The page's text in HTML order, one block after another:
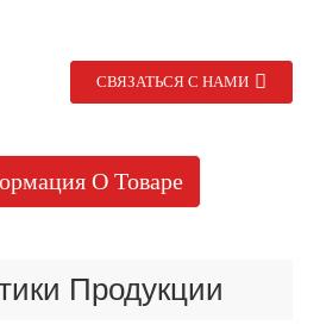
СВЯЗАТЬСЯ С НАМИ
О Товаре
Продукции